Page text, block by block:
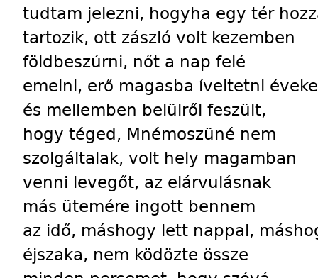
tudtam jelezni, hogyha egy tér
tartozik, ott zászló volt kezemben
földbeszúrni, nőt a nap felé
emelni, erő magasba íveltetni
és mellemben belülről feszült,
hogy téged, Mnémoszüné nem
szolgáltalak, volt hely magamban
venni levegőt, az elárvulásnak
más ütemére ingott bennem
az idő, máshogy lett nappal,
éjszaka, nem ködözte össze